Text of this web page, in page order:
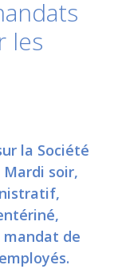
les
la Société
soir,
mandat de